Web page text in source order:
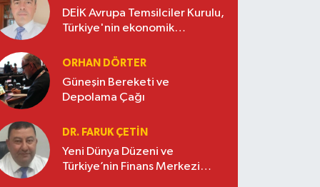
DEİK Avrupa Temsilciler Kurulu,
Türkiye'nin ekonomik
oluşturuyor
ORHAN DÖRTER
Güneşin Bereketi ve
Depolama Çağı
DR. FARUK ÇETİN
Yeni Dünya Düzeni ve
Türkiye’nin Finans Merkezi